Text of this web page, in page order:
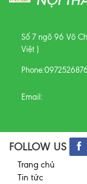
Số 7 ngõ 96 Võ
Việt )
Phone:0972526876
Email:
FOLLOW US
Trang chủ
Tin tức